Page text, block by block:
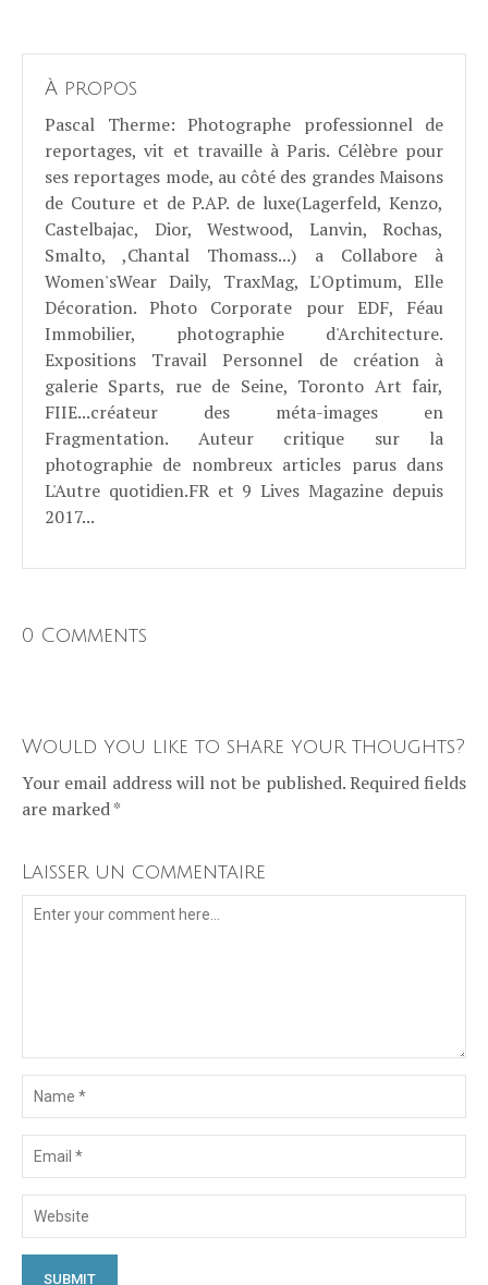
À propos
Pascal Therme: Photographe professionnel de
reportages, vit et travaille à Paris. Célèbre pour
ses reportages mode, au côté des grandes Maisons
de Couture et de P.AP. de luxe(Lagerfeld, Kenzo,
Castelbajac, Dior, Westwood, Lanvin, Rochas,
Smalto, ,Chantal Thomass...) a Collabore à
Women'sWear Daily, TraxMag, L'Optimum, Elle
Décoration. Photo Corporate pour EDF, Féau
Immobilier, photographie d'Architecture.
Expositions Travail Personnel de création à
galerie Sparts, rue de Seine, Toronto Art fair,
FIIE...créateur des méta-images en
Fragmentation. Auteur critique sur la
photographie de nombreux articles parus dans
L'Autre quotidien.FR et 9 Lives Magazine depuis
2017...
0 Comments
Would you like to share your thoughts?
Your email address will not be published. Required fields
are marked *
Laisser un commentaire